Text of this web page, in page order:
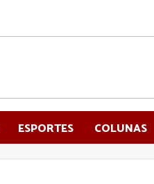
ESPORTES COLUNAS